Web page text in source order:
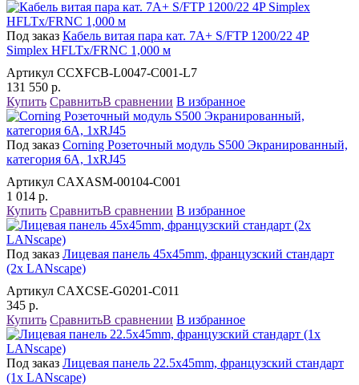
Под заказ Кабель витая пара кат. 7А+ S/FTP 1200/22 4P
Simplex HFLTx/FRNC 1,000 м
Артикул CCXFCB-L0047-C001-L7
131 550 р.
Купить СравнитьВ сравнении В избранное
Под заказ Corning Розеточный модуль S500 Экранированный,
категория 6A, 1xRJ45
Артикул CAXASM-00104-C001
1 014 р.
Купить СравнитьВ сравнении В избранное
Под заказ Лицевая панель 45x45mm, французский стандарт
(2x LANscape)
Артикул CAXCSE-G0201-C011
345 р.
Купить СравнитьВ сравнении В избранное
Под заказ Лицевая панель 22.5x45mm, французский стандарт
(1x LANscape)